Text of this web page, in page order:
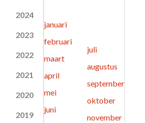
2024
2023
2022
2021
2020
2019
januari
februari
maart
april
mei
juni
juli
augustus
september
oktober
november